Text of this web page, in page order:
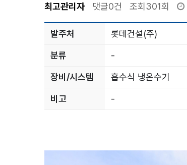
최고관리자 댓글0건 조회 301회
발주처 롯데건설(주)
분류 -
장비/시스템 흡수식 냉온수기
비고 -